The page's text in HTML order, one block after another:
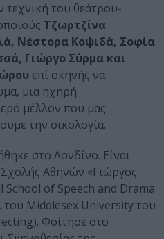
τεχνική του θεάτρου-
Τζωρτζίνα
Νέστορα Κοψιδά, Σοφία
Γιώργο Σύρμα και
επί σκηνής να
μια ηχηρή
μέλλον που μας
την οικολογία.
στο Λονδίνο. Είναι
Αθηνών «Γιώργος
of Speech and Drama
Middlesex University του
Φοίτησε στο